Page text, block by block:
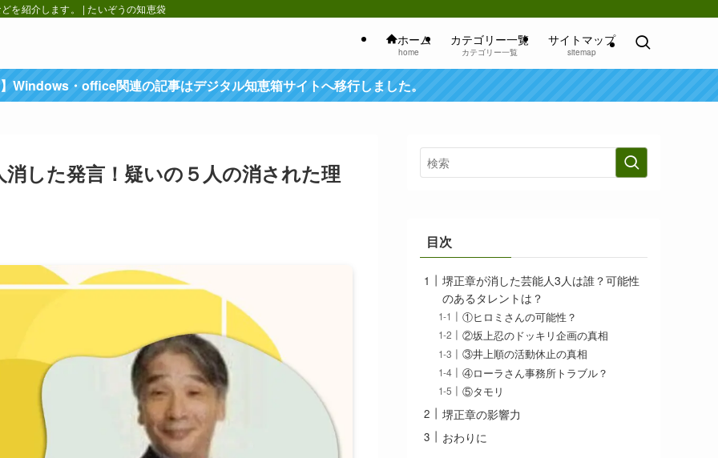
を紹介します。 | たいぞうの知恵袋
ホーム
home
カテゴリー一覧
カテゴリー一覧
サイトマップ
sitemap
Windows・office関連の記事はデジタル知恵箱サイトへ移行しました。
した発言！疑いの５人の消された理
目次
堺正章が消した芸能人3人は誰？可能性
のあるタレントは？
①ヒロミさんの可能性？
②坂上忍のドッキリ企画の真相
③井上順の活動休止の真相
④ローラさん事務所トラブル？
⑤タモリ
堺正章の影響力
おわりに